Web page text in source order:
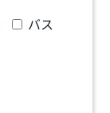
バス